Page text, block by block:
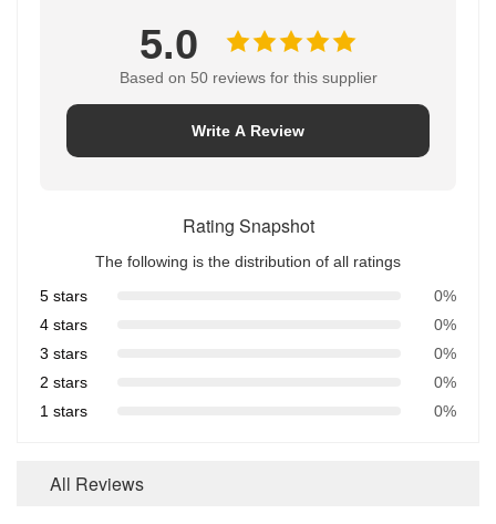
5.0
Based on 50 reviews for this supplier
Write A Review
Rating Snapshot
The following is the distribution of all ratings
5 stars
0%
4 stars
0%
3 stars
0%
2 stars
0%
1 stars
0%
All Reviews